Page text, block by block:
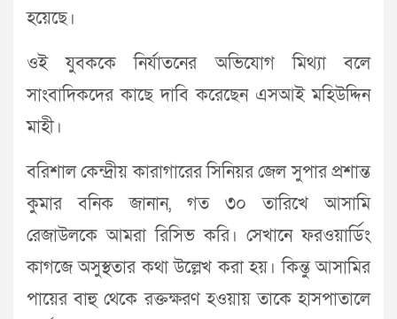
হয়েছে।
ওই যুবক‌কে নির্যাত‌নের অভিযোগ মিথ্যা ব‌লে
সাংবা‌দিক‌দের কা‌ছে দা‌বি ক‌রে‌ছেন এসআই ম‌হিউদ্দিন
মা‌হী।
ব‌রিশাল কেন্দ্রীয় কারাগা‌রের সি‌নিয়র জেল সুপার প্রশান্ত
কুমার ব‌নিক জানান, গত ৩০ তা‌রিখে আসামি
রেজাউ‌লকে আমরা রি‌সিভ ক‌রি। সেখা‌নে ফরওয়া‌র্ডিং
কাগ‌জে অসুস্থতার কথা উল্লেখ করা হয়। কিন্তু আসামির
পা‌য়ের বাহু থে‌কে রক্তক্ষরণ হওয়ায় তা‌কে হাসপাতা‌লে